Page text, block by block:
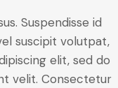
Suspendisse id
suscipit volutpat,
elit, sed do
velit. Consectetur